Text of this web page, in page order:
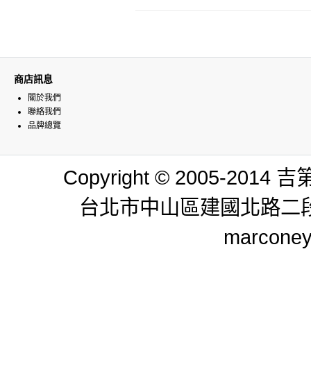
商店訊息
關於我們
聯絡我們
品牌總覽
Copyright © 2005-2014 吉
台北市中山區建國北路二